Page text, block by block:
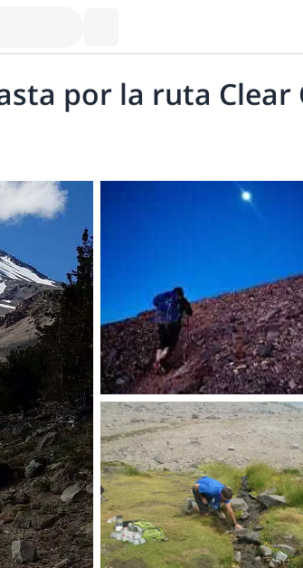
por la ruta Clear